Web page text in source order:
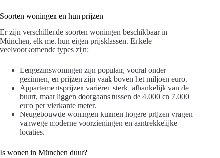
Soorten woningen en hun prijzen
Er zijn verschillende soorten woningen beschikbaar in
München, elk met hun eigen prijsklassen. Enkele
veelvoorkomende types zijn:
Eengezinswoningen zijn populair, vooral onder
gezinnen, en prijzen zijn vaak boven het miljoen euro.
Appartementsprijzen variëren sterk, afhankelijk van de
buurt, maar liggen doorgaans tussen de 4.000 en 7.000
euro per vierkante meter.
Neugebouwde woningen kunnen hogere prijzen vragen
vanwege moderne voorzieningen en aantrekkelijke
locaties.
Is wonen in München duur?